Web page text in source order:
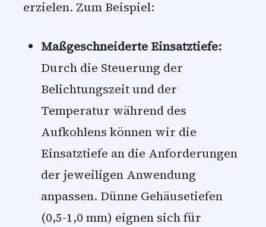
erzielen. Zum Beispiel:
Maßgeschneiderte Einsatztiefe:
Durch die Steuerung der
Belichtungszeit und der
Temperatur während des
Aufkohlens können wir die
Einsatztiefe an die Anforderungen
der jeweiligen Anwendung
anpassen. Dünne Gehäusetiefen
(0,5-1,0 mm) eignen sich für